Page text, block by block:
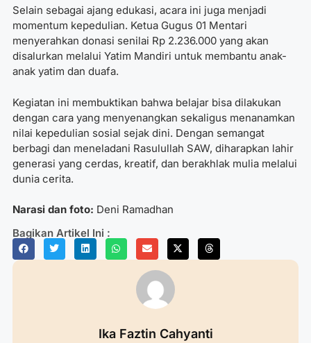
Selain sebagai ajang edukasi, acara ini juga menjadi
momentum kepedulian. Ketua Gugus 01 Mentari
menyerahkan donasi senilai Rp 2.236.000 yang akan
disalurkan melalui Yatim Mandiri untuk membantu anak-
anak yatim dan duafa.
Kegiatan ini membuktikan bahwa belajar bisa dilakukan
dengan cara yang menyenangkan sekaligus menanamkan
nilai kepedulian sosial sejak dini. Dengan semangat
berbagi dan meneladani Rasulullah SAW, diharapkan lahir
generasi yang cerdas, kreatif, dan berakhlak mulia melalui
dunia cerita.
Narasi dan foto: Deni Ramadhan
Bagikan Artikel Ini :
Ika Faztin Cahyanti